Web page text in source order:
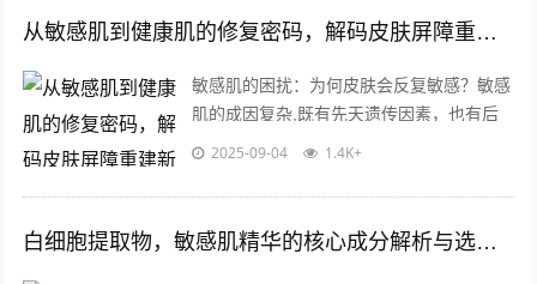
从敏感肌到健康肌的修复密码，解码皮肤屏障重建新思路
敏感肌的困扰：为何皮肤会反复敏感？敏感
肌的成因复杂,既有先天遗传因素，也有后
天环境刺激的影响，当皮肤屏障受损时，外
2025-09-04 1.4K+
白细胞提取物，敏感肌精华的核心成分解析与选购指南